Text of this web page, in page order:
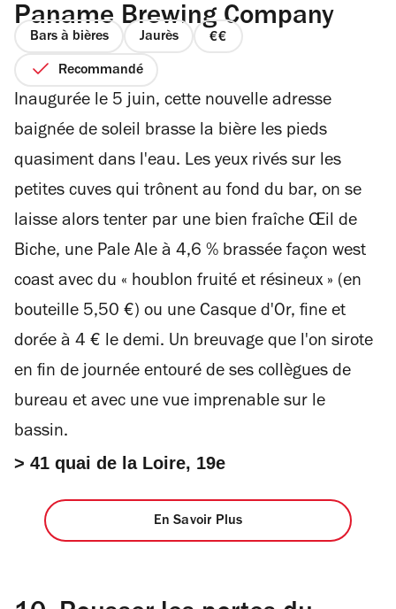
Paname Brewing Company
Bars à bières Jaurès
prix
4
Recommandé
Inaugurée le 5 juin, cette nouvelle adresse
baignée de soleil brasse la bière les pieds
quasiment dans l'eau. Les yeux rivés sur les
petites cuves qui trônent au fond du bar, on se
laisse alors tenter par une bien fraîche Œil de
Biche, une Pale Ale à 4,6 % brassée façon west
coast avec du « houblon fruité et résineux » (en
bouteille 5,50 €) ou une Casque d'Or, fine et
dorée à 4 € le demi. Un breuvage que l'on sirote
en fin de journée entouré de ses collègues de
bureau et avec une vue imprenable sur le
bassin.
> 41 quai de la Loire, 19e
En Savoir Plus